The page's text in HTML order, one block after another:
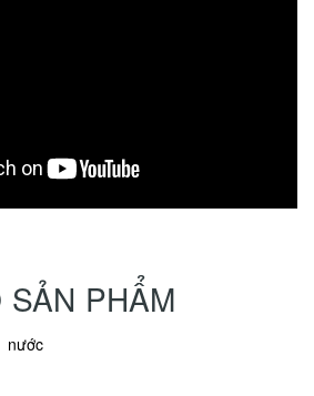
PHẨM
nước